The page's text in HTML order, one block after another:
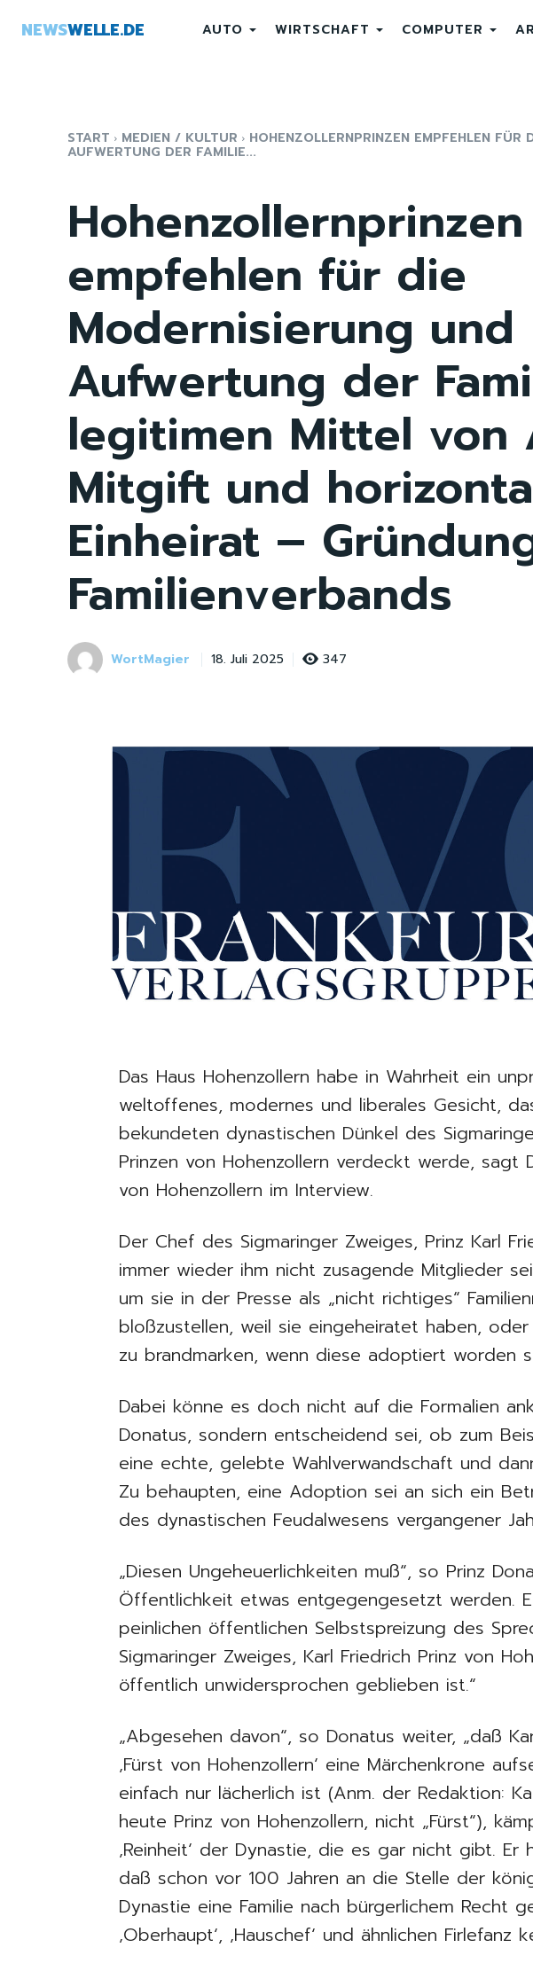
NEWSWELLE.DE AUTO WIRTSCHAFT COMPUTER
START MEDIEN / KULTUR HOHENZOLLERNPRINZEN EMPFEHLEN FÜR
AUFWERTUNG DER FAMILIE...
Hohenzollernprinzen
empfehlen für die
Modernisierung und
Aufwertung der
legitimen Mittel von
Mitgift und
Einheirat –
Familienverbands
WortMagier 18. Juli 2025 347
Das Haus Hohenzollern habe in Wahrheit ein
weltoffenes, modernes und liberales Gesicht,
bekundeten dynastischen Dünkel des
Prinzen von Hohenzollern verdeckt werde, sagt
von Hohenzollern im Interview.
Der Chef des Sigmaringer Zweiges, Prinz Karl
immer wieder ihm nicht zusagende Mitglieder
um sie in der Presse als „nicht richtiges“
bloßzustellen, weil sie eingeheiratet haben,
zu brandmarken, wenn diese adoptiert worden
Dabei könne es doch nicht auf die Formalien
Donatus, sondern entscheidend sei, ob zum
eine echte, gelebte Wahlverwandschaft und
Zu behaupten, eine Adoption sei an sich ein
des dynastischen Feudalwesens vergangener
„Diesen Ungeheuerlichkeiten muß“, so Prinz
Öffentlichkeit etwas entgegengesetzt werden.
peinlichen öffentlichen Selbstspreizung des
Sigmaringer Zweiges, Karl Friedrich Prinz von
öffentlich unwidersprochen geblieben ist.“
„Abgesehen davon“, so Donatus weiter, „daß
‚Fürst von Hohenzollern‘ eine Märchenkrone
einfach nur lächerlich ist (Anm. der Redaktion:
heute Prinz von Hohenzollern, nicht „Fürst“),
‚Reinheit‘ der Dynastie, die es gar nicht gibt.
daß schon vor 100 Jahren an die Stelle der
Dynastie eine Familie nach bürgerlichem Recht
‚Oberhaupt‘, ‚Hauschef‘ und ähnlichen Firlefanz